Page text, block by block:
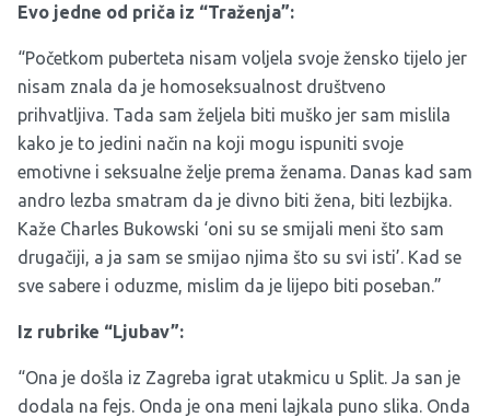
Evo jedne od priča iz “Traženja”:
“Početkom puberteta nisam voljela svoje žensko tijelo jer
nisam znala da je homoseksualnost društveno
prihvatljiva. Tada sam željela biti muško jer sam mislila
kako je to jedini način na koji mogu ispuniti svoje
emotivne i seksualne želje prema ženama. Danas kad sam
andro lezba smatram da je divno biti žena, biti lezbijka.
Kaže Charles Bukowski ‘oni su se smijali meni što sam
drugačiji, a ja sam se smijao njima što su svi isti’. Kad se
sve sabere i oduzme, mislim da je lijepo biti poseban.”
Iz rubrike “Ljubav”:
“Ona je došla iz Zagreba igrat utakmicu u Split. Ja san je
dodala na fejs. Onda je ona meni lajkala puno slika. Onda